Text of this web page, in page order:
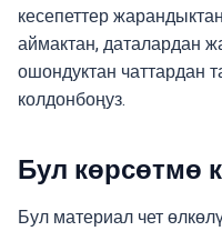
кесепеттер
аймактан, даталардан
ошондуктан чаттардан
колдонбоңуз.
Бул көрсөтмө
Бул материал чет